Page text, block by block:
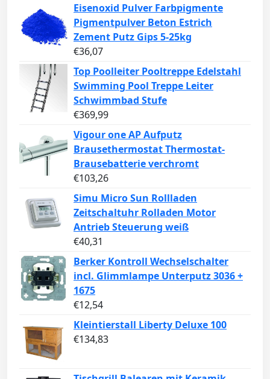
Eisenoxid Pulver Farbpigmente
Pigmentpulver Beton Estrich
Zement Putz Gips 5-25kg
€36,07
Top Poolleiter Pooltreppe Edelstahl
Swimming Pool Treppe Leiter
Schwimmbad Stufe
€369,99
Vigour one AP Aufputz
Brausethermostat Thermostat-
Brausebatterie verchromt
€103,26
Simu Micro Sun Rollladen
Zeitschaltuhr Rolladen Motor
Antrieb Steuerung weiß
€40,31
Berker Kontroll Wechselschalter
incl. Glimmlampe Unterputz 3036 +
1675
€12,54
Kleintierstall Liberty Deluxe 100
€134,83